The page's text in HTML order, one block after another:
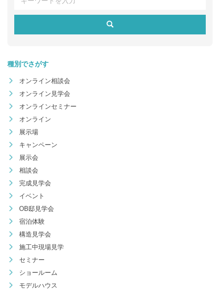
種別でさがす
オンライン相談会
オンライン見学会
オンラインセミナー
オンライン
展示場
キャンペーン
展示会
相談会
完成見学会
イベント
OB邸見学会
宿泊体験
構造見学会
施工中現場見学
セミナー
ショールーム
モデルハウス